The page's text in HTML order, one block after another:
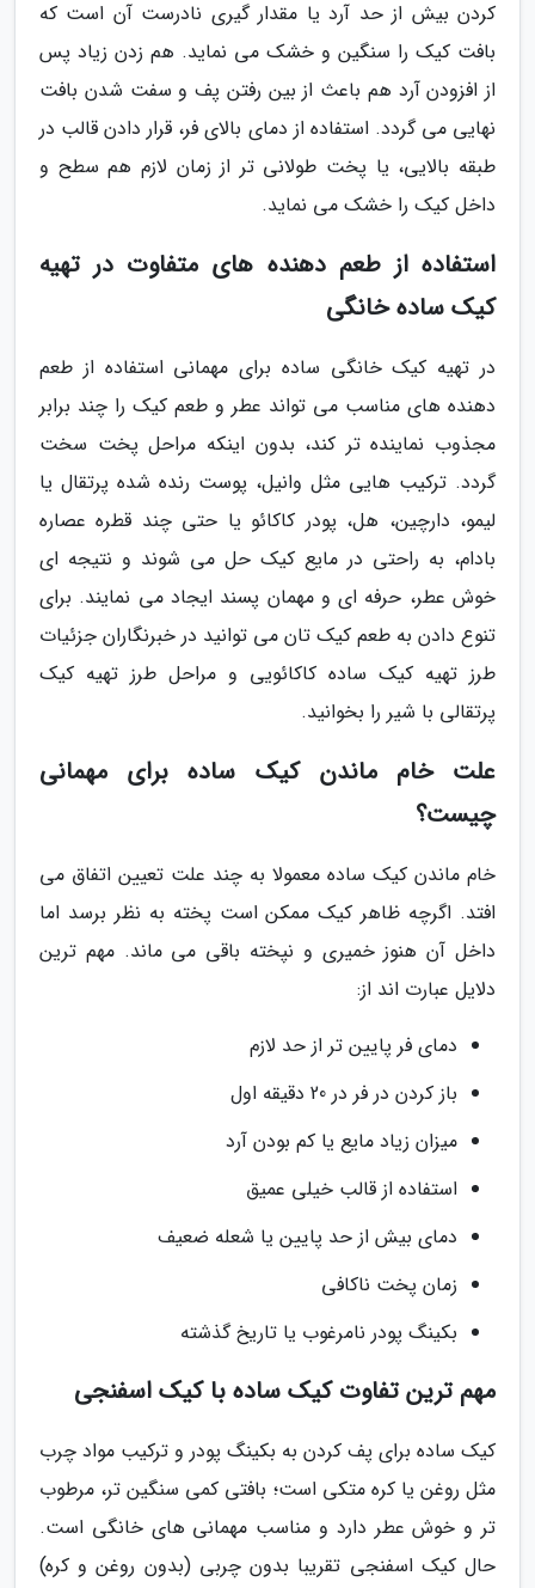
کردن بیش از حد آرد یا مقدار گیری نادرست آن است که
بافت کیک را سنگین و خشک می نماید. هم زدن زیاد پس
از افزودن آرد هم باعث از بین رفتن پف و سفت شدن بافت
نهایی می گردد. استفاده از دمای بالای فر، قرار دادن قالب در
طبقه بالایی، یا پخت طولانی تر از زمان لازم هم سطح و
داخل کیک را خشک می نماید.
استفاده از طعم دهنده های متفاوت در تهیه
کیک ساده خانگی
در تهیه کیک خانگی ساده برای مهمانی استفاده از طعم
دهنده های مناسب می تواند عطر و طعم کیک را چند برابر
مجذوب نماینده تر کند، بدون اینکه مراحل پخت سخت
گردد. ترکیب هایی مثل وانیل، پوست رنده شده پرتقال یا
لیمو، دارچین، هل، پودر کاکائو یا حتی چند قطره عصاره
بادام، به راحتی در مایع کیک حل می شوند و نتیجه ای
خوش عطر، حرفه ای و مهمان پسند ایجاد می نمایند. برای
تنوع دادن به طعم کیک تان می توانید در خبرنگاران جزئیات
طرز تهیه کیک ساده کاکائویی و مراحل طرز تهیه کیک
پرتقالی با شیر را بخوانید.
علت خام ماندن کیک ساده برای مهمانی
چیست؟
خام ماندن کیک ساده معمولا به چند علت تعیین اتفاق می
افتد. اگرچه ظاهر کیک ممکن است پخته به نظر برسد اما
داخل آن هنوز خمیری و نپخته باقی می ماند. مهم ترین
دلایل عبارت اند از:
دمای فر پایین تر از حد لازم
باز کردن در فر در 20 دقیقه اول
میزان زیاد مایع یا کم بودن آرد
استفاده از قالب خیلی عمیق
دمای بیش از حد پایین یا شعله ضعیف
زمان پخت ناکافی
بکینگ پودر نامرغوب یا تاریخ گذشته
مهم ترین تفاوت کیک ساده با کیک اسفنجی
کیک ساده برای پف کردن به بکینگ پودر و ترکیب مواد چرب
مثل روغن یا کره متکی است؛ بافتی کمی سنگین تر، مرطوب
تر و خوش عطر دارد و مناسب مهمانی های خانگی است.
حال کیک اسفنجی تقریبا بدون چربی (بدون روغن و کره)